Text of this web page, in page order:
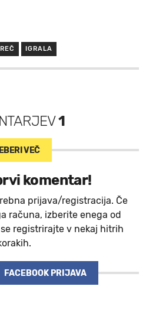
REČ IGRALA
1
VEČ
komentar!
prijava/registracija. Če
računa, izberite enega od
registrirajte v nekaj hitrih
FACEBOOK PRIJAVA